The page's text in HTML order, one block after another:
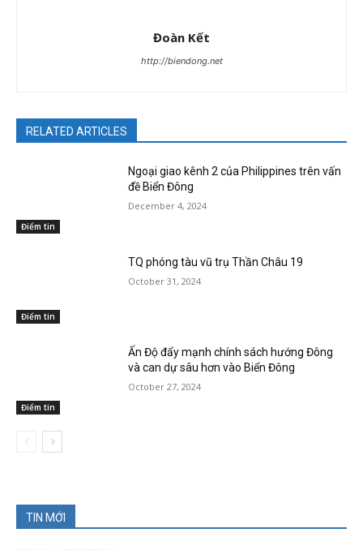
Đoàn Kết
http://biendong.net
RELATED ARTICLES
Điểm tin
Ngoại giao kênh 2 của Philippines trên vấn
đề Biển Đông
December 4, 2024
Điểm tin
TQ phóng tàu vũ trụ Thần Châu 19
October 31, 2024
Điểm tin
Ấn Độ đẩy mạnh chính sách hướng Đông
và can dự sâu hơn vào Biển Đông
October 27, 2024
TIN MỚI